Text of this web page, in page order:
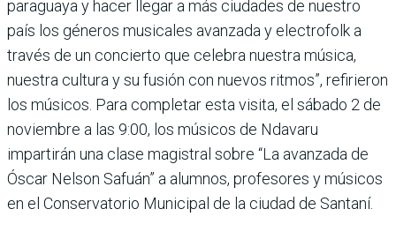
paraguaya y hacer llegar a más ciudades de nuestro
país los géneros musicales avanzada y electrofolk a
través de un concierto que celebra nuestra música,
nuestra cultura y su fusión con nuevos ritmos”, refirieron
los músicos. Para completar esta visita, el sábado 2 de
noviembre a las 9:00, los músicos de Ndavaru
impartirán una clase magistral sobre “La avanzada de
Óscar Nelson Safuán” a alumnos, profesores y músicos
en el Conservatorio Municipal de la ciudad de Santaní.